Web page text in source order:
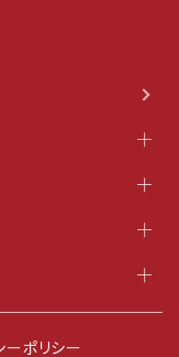
ーポリシー